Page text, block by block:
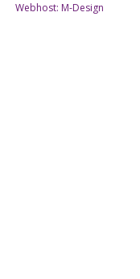
Webhost: M-Design